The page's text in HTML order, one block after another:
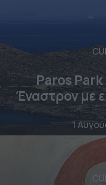
Paros Park
Έναστρον με
1